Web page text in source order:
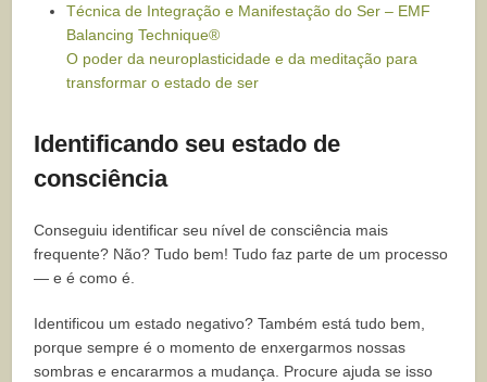
Técnica de Integração e Manifestação do Ser – EMF
Balancing Technique®
O poder da neuroplasticidade e da meditação para
transformar o estado de ser
Identificando seu estado de
consciência
Conseguiu identificar seu nível de consciência mais
frequente? Não? Tudo bem! Tudo faz parte de um processo
— e é como é.
Identificou um estado negativo? Também está tudo bem,
porque sempre é o momento de enxergarmos nossas
sombras e encararmos a mudança. Procure ajuda se isso